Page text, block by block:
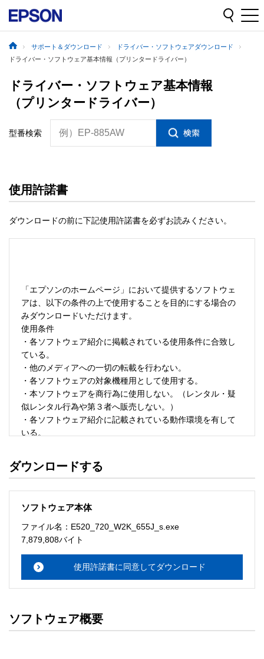
サポート＆ダウンロード
ドライバー・ソフトウェアダウンロード
ドライバー・ソフトウェア基本情報（プリンタードライバー）
ドライバー・ソフトウェア基本情報
（プリンタードライバー）
型番検索 例）EP-885AW
使用許諾書
ダウンロードの前に下記使用許諾書を必ずお読みください。
「エプソンのホームページ」において提供するソフトウェ
アは、以下の条件の上で使用することを目的にする場合の
みダウンロードいただけます。
使用条件
・各ソフトウェア紹介に掲載されている使用条件に合致し
ている。
・他のメディアへの一切の転載を行わない。
・各ソフトウェアの対象機種用として使用する。
・本ソフトウェアを商行為に使用しない。（レンタル・疑
似レンタル行為や第３者へ販売しない。）
・各ソフトウェア紹介に記載されている動作環境を有して
いる。
・ソフトウェアを改変、またはリバースエンジニアリング
ソフトウェアのサポート
・本サーバでは、ユーザーサポートは行いません。搭載ソ
メーションセンターまでお願い
ルをお読み下さい。
ソフトウェアの保証範囲
・ソフトウェアのダウンロード・導入はお客様の責任にお
ダウンロードする
ソフトウェア本体
ファイル名：E520_720_W2K_655J_s.exe
7,879,808バイト
使用許諾書に同意してダウンロード
ソフトウェア概要